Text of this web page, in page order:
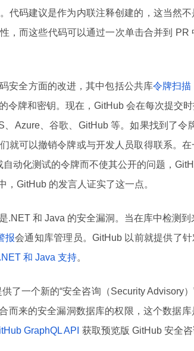
代码建议是作为内联注释创建的，这当然
，而这些代码可以通过一次单击合并到 PR
安全方面的改进，其中包括公共库令牌扫描
令牌和密钥。现在，GitHub 会在每次提交
、Azure、谷歌、GitHub 等。如果找到了令
就可以撤销令牌或与开发人员取得联系。
动化测试的令牌而不使其公开的问题，
，GitHub 的发言人证实了这一点。
.NET 和 Java 的安全漏洞。当在库中检测到
报会通知库管理员。GitHub 以前就提供了
.NET 和 Java 支持。
了一个新的“安全咨询（Security Advisory
而来的安全漏洞数据库的权限，这个数据
GraphQL API 获取预览版 GitHub 安全咨